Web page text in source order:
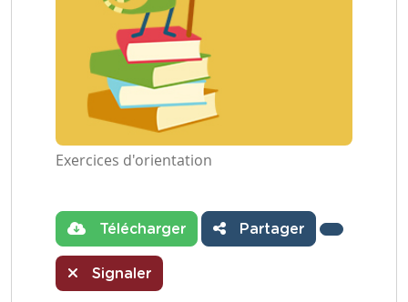
Exercices d'orientation
Télécharger Partager
Signaler